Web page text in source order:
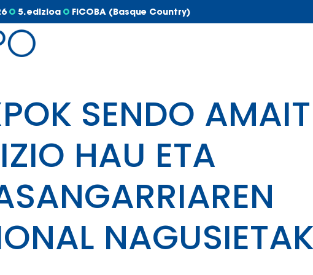
5. edizioa FICOBA (Basque Country)
SENDO
HAU ETA